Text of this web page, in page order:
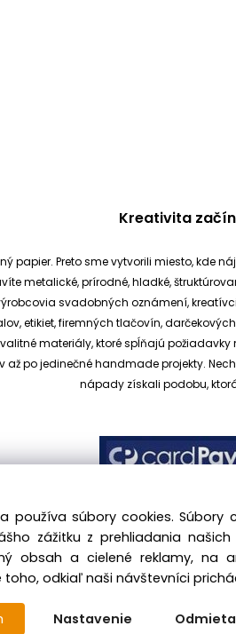
Kreativita
papier. Preto sme vytvorili miesto, kde
metalické, prírodné, hladké,
svadobných oznámení,
etikiet, firemných tlačovín,
materiály, ktoré spĺňajú
po jedinečné handmade projekty.
nápady získali podobu,
All rights reserved |
používa súbory cookies.
zážitku z prehliadania
obsah a cielené reklamy, na
odkiaľ naši návštevníci
Nastavenie